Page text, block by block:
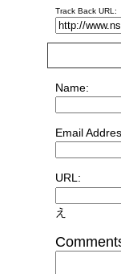
Track Back URL:
Name:
Email
URL:
え